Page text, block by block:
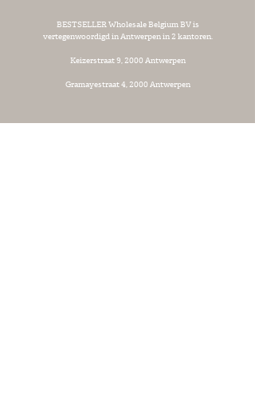
BESTSELLER Wholesale Belgium BV is
vertegenwoordigd in Antwerpen in 2 kantoren.
Keizerstraat 9, 2000 Antwerpen
Gramayestraat 4, 2000 Antwerpen